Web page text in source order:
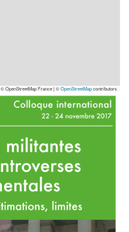
© OpenStreetMap France | ©OpenStreetMapcontributors